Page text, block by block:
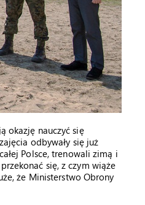
okazję nauczyć się
odbywały się już
Polsce, trenowali zimą i
się, z czym wiąże
że Ministerstwo Obrony